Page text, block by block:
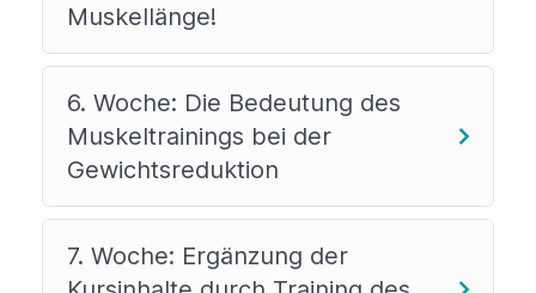
Muskellänge!
6. Woche: Die Bedeutung des
Muskeltrainings bei der
Gewichtsreduktion
7. Woche: Ergänzung der